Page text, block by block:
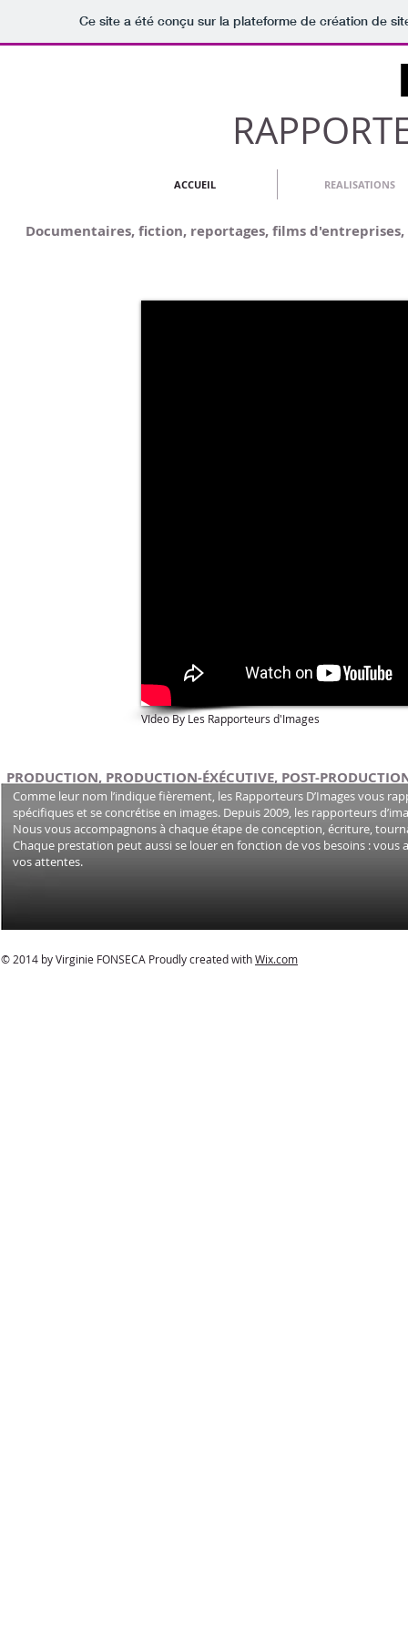
Ce site a été conçu sur la plateforme de création de
ACCUEIL REALISATIONS
Documentaires, fiction, reportages, films
VIdeo By Les Rapporteurs d'Images
PRODUCTION, PRODUCTION-ÉXÉCUTIVE, POST-
Comme leur nom l’indique fièrement, les Rapporteurs D’Images vous
spécifiques et se concrétise en images. Depuis 2009, les rapporteurs
Nous vous accompagnons à chaque étape de conception, écriture,
Chaque prestation peut aussi se louer en fonction de vos besoins :
vos attentes.
© 2014 by Virginie FONSECA Proudly created withWix.com